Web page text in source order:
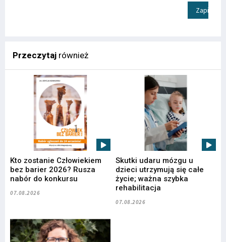
Zapisz
Przeczytaj również
Kto zostanie Człowiekiem
bez barier 2026? Rusza
nabór do konkursu
07.08.2026
Skutki udaru mózgu u
dzieci utrzymują się całe
życie; ważna szybka
rehabilitacja
07.08.2026